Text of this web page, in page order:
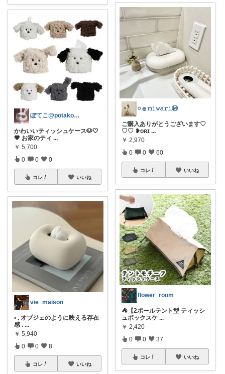
ぽてこ@potako_official
かわいいティッシュケース🐶🤍
🤎 お家のティ ...
￥ 5,700
0 0 0
コレ いいね
vie_maison
• . オブジェのように映える存在
感 . ...
￥ 5,940
0 0 8
コレ いいね
𓏸 𓐍 𝚖𝚒𝚠𝚊𝚛𝚒Ⓜ︎
ご購入ありがとうございます♡
♡♡ ❥ᴏʀɪ ...
￥ 2,970
0 0 60
コレ いいね
flower_room
⛺【2ポールテント型 ティッシ
ュボックスケ ...
￥ 2,420
0 0 37
コレ いいね